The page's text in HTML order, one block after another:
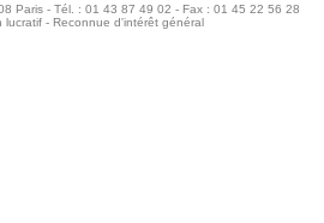
Paris - Tél. : 01 43 87 49 02 - Fax : 01 45 22 56 28
- Reconnue d'intérêt général